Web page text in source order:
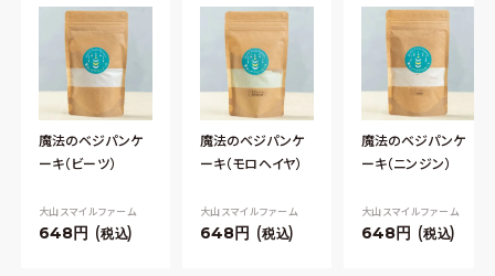
魔法のベジパンケ
ーキ（ビーツ）
大山スマイルファーム
648 税込
魔法のベジパンケ
ーキ（モロヘイヤ）
大山スマイルファーム
648 税込
魔法のベジパンケ
ーキ（ニンジン）
大山スマイルファーム
648 税込